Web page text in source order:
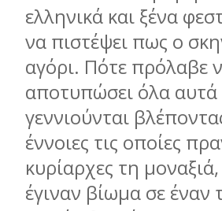
ελληνικά και ξένα
να πιστέψει πως ο
αγόρι. Πότε πρόλαβε
αποτυπώσει όλα
γεννιούνται
έννοιες τις οποίες
κυρίαρχες τη
έγιναν βίωμα σε έναν